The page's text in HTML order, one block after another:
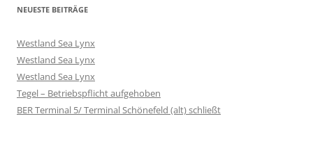
NEUESTE BEITRÄGE
Westland Sea Lynx
Westland Sea Lynx
Westland Sea Lynx
Tegel – Betriebspflicht aufgehoben
BER Terminal 5/ Terminal Schönefeld (alt) schließt